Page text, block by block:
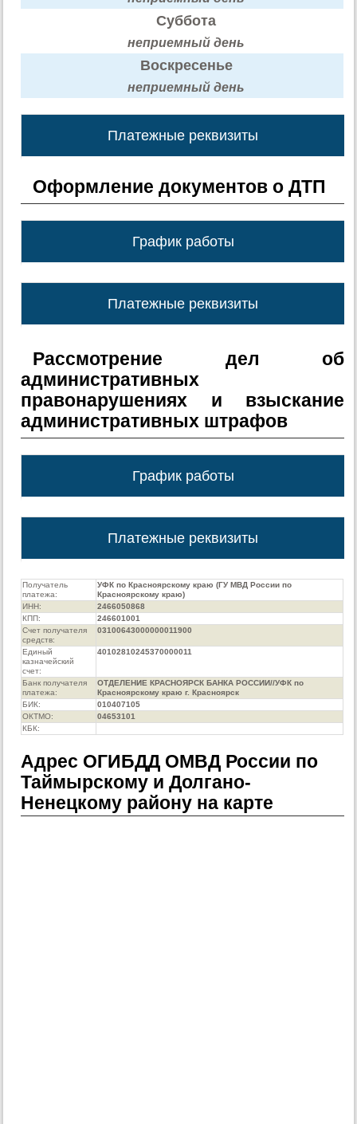
Суббота
неприемный день
Воскресенье
неприемный день
Платежные реквизиты
Оформление документов о ДТП
График работы
Платежные реквизиты
Рассмотрение дел об
административных
правонарушениях и взыскание
административных штрафов
График работы
Платежные реквизиты
Получатель
платежа:
УФК по Красноярскому краю (ГУ МВД России по
Красноярскому краю)
ИНН:
2466050868
КПП:
246601001
Счет получателя
средств:
03100643000000011900
Единый
казначейский
счет:
40102810245370000011
Банк получателя
платежа:
ОТДЕЛЕНИЕ КРАСНОЯРСК БАНКА РОССИИ//УФК по
Красноярскому краю г. Красноярск
БИК:
010407105
ОКТМО:
04653101
КБК:
Адрес ОГИБДД ОМВД России по
Таймырскому и Долгано-
Ненецкому району на карте